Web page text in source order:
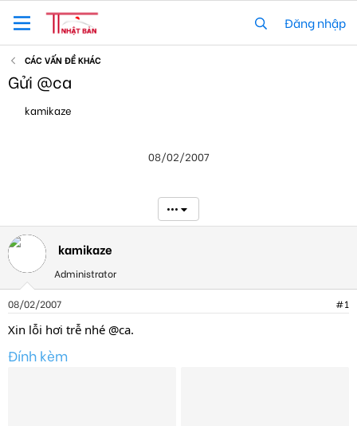
Đăng nhập
CÁC VẤN ĐỀ KHÁC
Gửi @ca
h
r
t
r
kamikaze
08/02/2007
•••
kamikaze
Administrator
08/02/2007 #1
Xin lỗi hơi trễ nhé @ca.
Đính kèm